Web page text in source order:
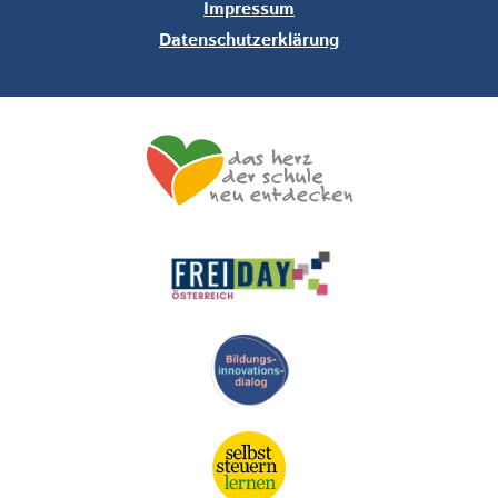
Impressum
Datenschutzerklärung